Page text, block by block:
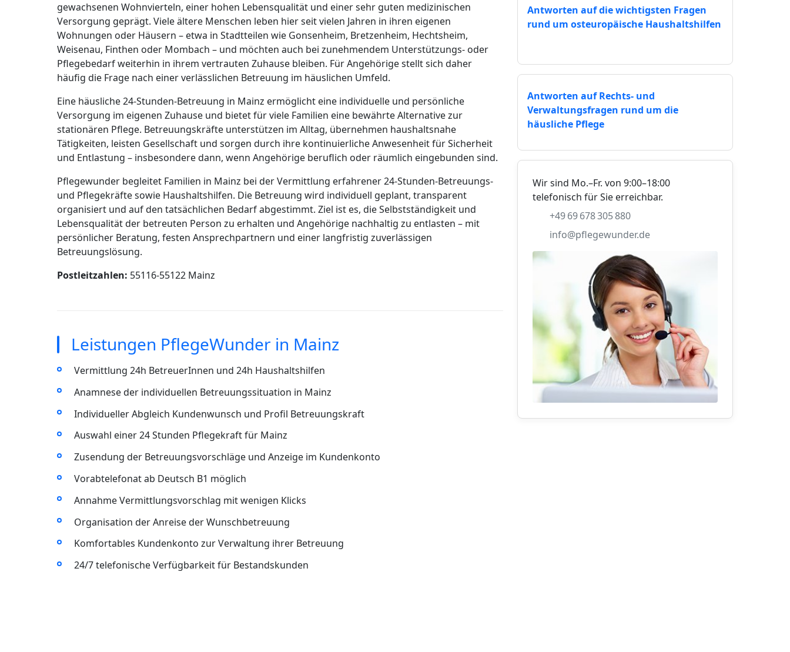
gewachsenen Wohnvierteln, einer hohen Lebensqualität und einer sehr guten medizinischen
Versorgung geprägt. Viele ältere Menschen leben hier seit vielen Jahren in ihren eigenen
Wohnungen oder Häusern – etwa in Stadtteilen wie Gonsenheim, Bretzenheim, Hechtsheim,
Weisenau, Finthen oder Mombach – und möchten auch bei zunehmendem Unterstützungs- oder
Pflegebedarf weiterhin in ihrem vertrauten Zuhause bleiben. Für Angehörige stellt sich daher
häufig die Frage nach einer verlässlichen Betreuung im häuslichen Umfeld.
Eine häusliche 24-Stunden-Betreuung in Mainz ermöglicht eine individuelle und persönliche
Versorgung im eigenen Zuhause und bietet für viele Familien eine bewährte Alternative zur
stationären Pflege. Betreuungskräfte unterstützen im Alltag, übernehmen haushaltsnahe
Tätigkeiten, leisten Gesellschaft und sorgen durch ihre kontinuierliche Anwesenheit für Sicherheit
und Entlastung – insbesondere dann, wenn Angehörige beruflich oder räumlich eingebunden sind.
Pflegewunder begleitet Familien in Mainz bei der Vermittlung erfahrener 24-Stunden-Betreuungs-
und Pflegekräfte sowie Haushaltshilfen. Die Betreuung wird individuell geplant, transparent
organisiert und auf den tatsächlichen Bedarf abgestimmt. Ziel ist es, die Selbstständigkeit und
Lebensqualität der betreuten Person zu erhalten und Angehörige nachhaltig zu entlasten – mit
persönlicher Beratung, festen Ansprechpartnern und einer langfristig zuverlässigen
Betreuungslösung.
Postleitzahlen: 55116-55122 Mainz
Leistungen PflegeWunder in Mainz
Vermittlung 24h BetreuerInnen und 24h Haushaltshilfen
Anamnese der individuellen Betreuungssituation in Mainz
Individueller Abgleich Kundenwunsch und Profil Betreuungskraft
Auswahl einer 24 Stunden Pflegekraft für Mainz
Zusendung der Betreuungsvorschläge und Anzeige im Kundenkonto
Vorabtelefonat ab Deutsch B1 möglich
Annahme Vermittlungsvorschlag mit wenigen Klicks
Organisation der Anreise der Wunschbetreuung
Komfortables Kundenkonto zur Verwaltung ihrer Betreuung
24/7 telefonische Verfügbarkeit für Bestandskunden
Antworten auf die wichtigsten Fragen
rund um osteuropäische Haushaltshilfen
Antworten auf Rechts- und
Verwaltungsfragen rund um die
häusliche Pflege
Wir sind Mo.–Fr. von 9:00–18:00
telefonisch für Sie erreichbar.
+49 69 678 305 880
info@pflegewunder.de